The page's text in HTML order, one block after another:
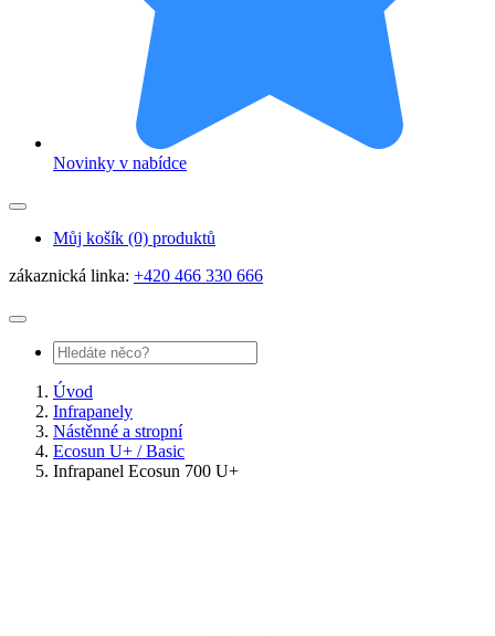
Novinky v nabídce
Můj košík (0) produktů
zákaznická linka: +420 466 330 666
Úvod
Infrapanely
Nástěnné a stropní
Ecosun U+ / Basic
Infrapanel Ecosun 700 U+